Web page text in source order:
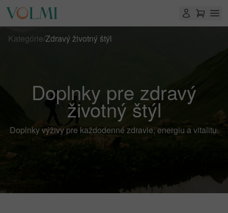
Kategórie/Zdravý životný štýl
Doplnky pre zdravý
životný štýl
Doplnky výživy pre každodenné zdravie, energiu a vitalitu.